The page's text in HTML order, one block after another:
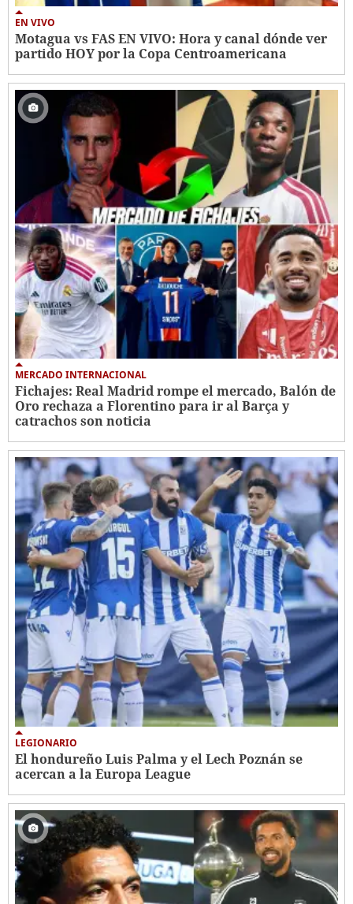
EN VIVO
Motagua vs FAS EN VIVO: Hora y canal dónde ver
partido HOY por la Copa Centroamericana
MERCADO INTERNACIONAL
Fichajes: Real Madrid rompe el mercado, Balón de
Oro rechaza a Florentino para ir al Barça y
catrachos son noticia
LEGIONARIO
El hondureño Luis Palma y el Lech Poznán se
acercan a la Europa League